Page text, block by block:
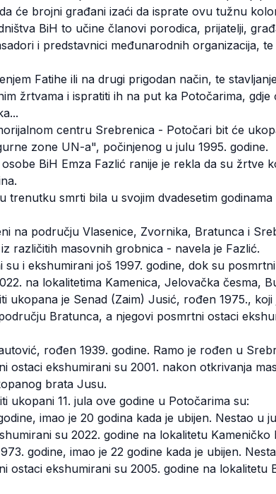
će brojni građani izaći da isprate ovu tužnu
BiH to učine članovi porodica, prijatelji,
i predstavnici međunarodnih organizacija,
Fatihe ili na drugi prigodan način, te
žrtvama i ispratiti ih na put ka Potočarima,
centru Srebrenica - Potočari bit će
zone UN-a", počinjenog u julu 1995. godine.
BiH Emza Fazlić ranije je rekla da su žrtve
trenutku smrti bila u svojim dvadesetim
na području Vlasenice, Zvornika, Bratunca i
različitih masovnih grobnica - navela je Fazlić.
i ekshumirani još 1997. godine, dok su
na lokalitetima Kamenica, Jelovačka česma,
ukopana je Senad (Zaim) Jusić, rođen 1975.,
Bratunca, a njegovi posmrtni ostaci
rođen 1939. godine. Ramo je rođen u
ostaci ekshumirani su 2001. nakon otkrivanja
brata Jusu.
ukopani 11. jula ove godine u Potočarima su:
imao je 20 godina kada je ubijen. Nestao u
su 2022. godine na lokalitetu Kameničko
godine, imao je 22 godine kada je ubijen.
ostaci ekshumirani su 2005. godine na lokalitetu